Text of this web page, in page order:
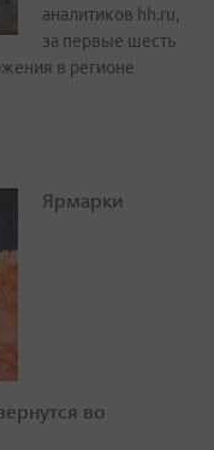
аналитиков hh.ru,
за первые шесть
в регионе
Ярмарки
во